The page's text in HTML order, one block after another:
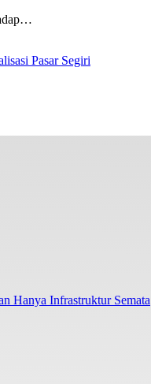
Pasar Segiri
Hanya Infrastruktur Semata